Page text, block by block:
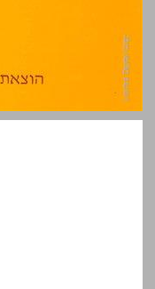
המשטר הרומי בפרובינציה 'יודיאה' מן החורבן ועד למרד בר־כוכבא ... 1